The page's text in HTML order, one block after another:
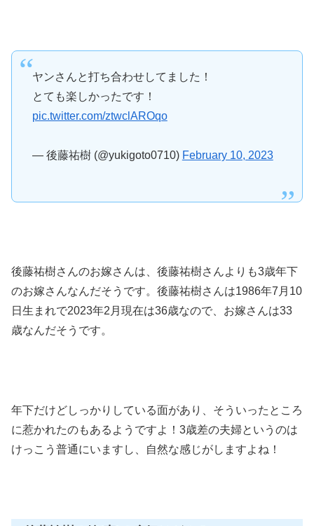
ヤンさんと打ち合わせしてました！
とても楽しかったです！
pic.twitter.com/ztwclAROqo
— 後藤祐樹 (@yukigoto0710) February 10, 2023
後藤祐樹さんのお嫁さんは、後藤祐樹さんよりも3歳年下
のお嫁さんなんだそうです。後藤祐樹さんは1986年7月10
日生まれで2023年2月現在は36歳なので、お嫁さんは33
歳なんだそうです。
年下だけどしっかりしている面があり、そういったところ
に惹かれたのもあるようですよ！3歳差の夫婦というのは
けっこう普通にいますし、自然な感じがしますよね！